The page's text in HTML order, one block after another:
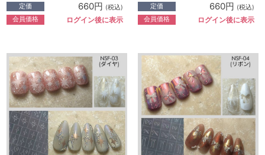
定価 660円 (税込)
会員価格 ログイン後に表示
定価 660円 (税込)
会員価格 ログイン後に表示